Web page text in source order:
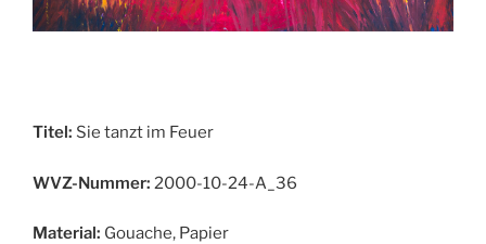
Titel: Sie tanzt im Feuer
WVZ-Nummer: 2000-10-24-A_36
Material: Gouache, Papier